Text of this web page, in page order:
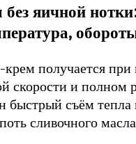
яичной
получается при
скорости и полном
быстрый съём тепла
сливочного